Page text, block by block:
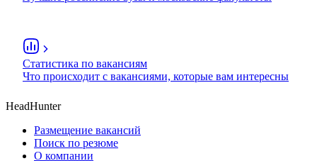
Статистика по вакансиям
Что происходит с вакансиями, которые вам интересны
HeadHunter
Размещение вакансий
Поиск по резюме
О компании